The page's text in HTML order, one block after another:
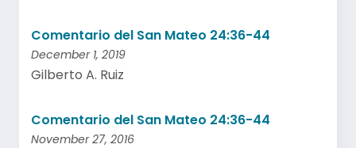
Comentario del San Mateo 24:36-44
December 1, 2019
Gilberto A. Ruiz
Comentario del San Mateo 24:36-44
November 27, 2016